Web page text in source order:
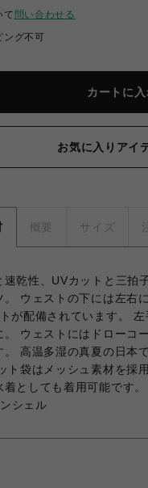
て 問い合わせる
ング不可
カートに入
お気に入りアイ
概要 サイズ
速乾性、UVカットと三拍
。 ウェストの下には左右
が配備されています。
。 ウェストにはドローコ
。 高温多湿の真夏の日本
ト袋はメッシュ素材を採
着としても着用可能です
シェル